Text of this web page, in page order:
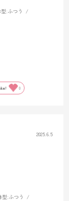
:ふつう
0
2025.6.5
型:ふつう